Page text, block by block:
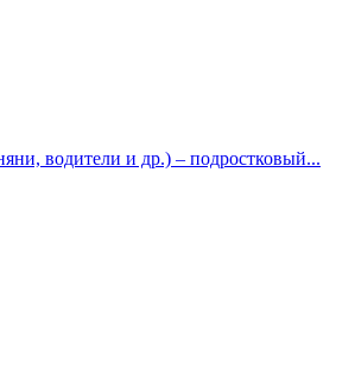
водители и др.) – подростковый...